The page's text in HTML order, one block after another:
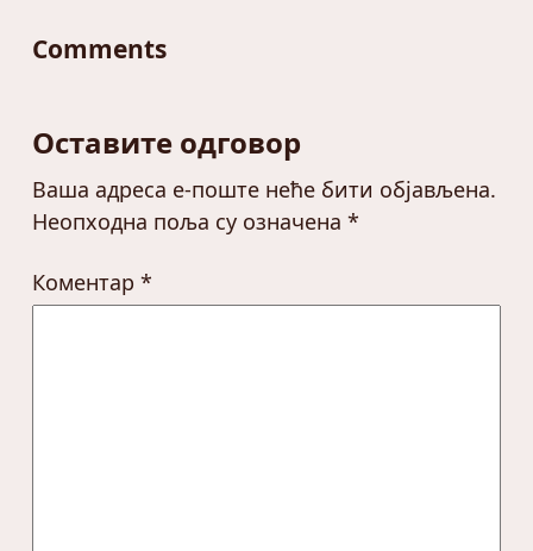
Comments
Оставите одговор
Ваша адреса е-поште неће бити објављена.
Неопходна поља су означена *
Коментар *